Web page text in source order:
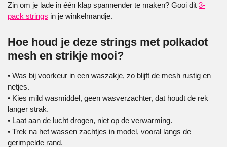
Zin om je lade in één klap spannender te maken? Gooi dit 3-
pack strings in je winkelmandje.
Hoe houd je deze strings met polkadot
mesh en strikje mooi?
• Was bij voorkeur in een waszakje, zo blijft de mesh rustig en
netjes.
• Kies mild wasmiddel, geen wasverzachter, dat houdt de rek
langer strak.
• Laat aan de lucht drogen, niet op de verwarming.
• Trek na het wassen zachtjes in model, vooral langs de
gerimpelde rand.